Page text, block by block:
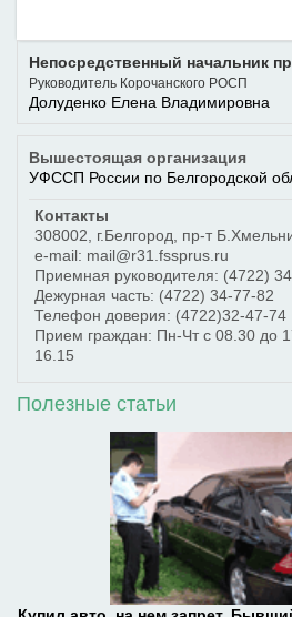
Непосредственный начальник
Руководитель Корочанского РОСП
Долуденко Елена Владимировна
Вышестоящая организация
УФССП России по Белгородской
Контакты
308002
г.Белгород
пр-т
e-mail: mail@r31.fssprus.ru
Приемная руководителя: (4722)
Дежурная часть: (4722) 34-77-82
Телефон доверия: (4722)32-47-74
Прием граждан: Пн-Чт с 08.30 до
16.15
Полезные статьи